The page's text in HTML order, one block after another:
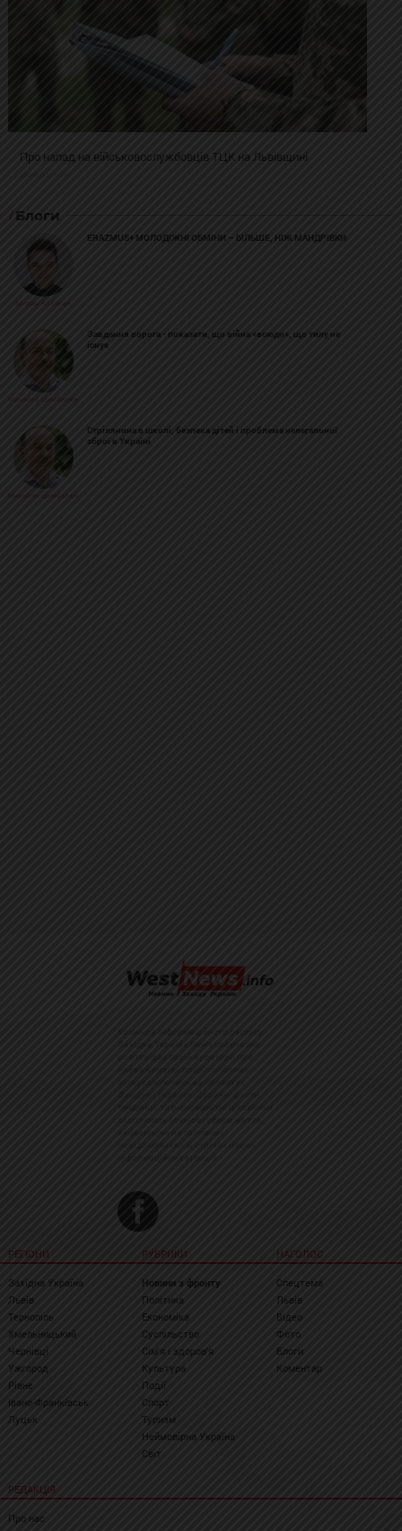
Про напад на військовослужбовців ТЦК на Львівщині
Блоги
Богдан Козійчук
ERAZMUS+ МОЛОДІЖНІ ОБМІНИ – БІЛЬШЕ, НІЖ МАНДРІВКИ
Михайло Цимбалюк
Завдання ворога - показати, що війна «всюди», що тилу не
існує
Михайло Цимбалюк
Стрілянина в школі, безпека дітей і проблема нелегальної
зброї в Україні
РЕГІОНИ
Західна Україна
Львів
Тернопіль
Хмельницький
Чернівці
Ужгород
Рівне
Івано-Франківськ
Луцьк
РУБРИКИ
Новини з фронту
Політика
Економіка
Суспільство
Сім'я і здоров'я
Культура
Події
Спорт
Туризм
Неймовірна Україна
Світ
НАГОЛОС
Спецтема
Львів
Відео
Фото
Блоги
Коментар
РЕДАКЦІЯ
Про нас